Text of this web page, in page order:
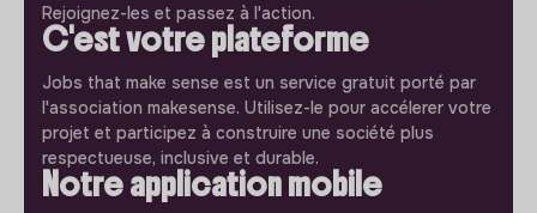
Rejoignez-les et passez à l'action.
C'est votre plateforme
Jobs that make sense est un service gratuit porté par
l'association makesense. Utilisez-le pour accélerer votre
projet et participez à construire une société plus
respectueuse, inclusive et durable.
Notre application mobile